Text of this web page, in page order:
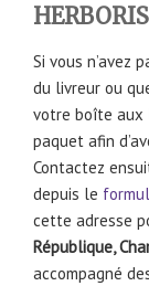
Si vous n’avez
du livreur ou
votre boîte aux
paquet afin
Contactez
depuis le
cette adresse
République,
accompagné